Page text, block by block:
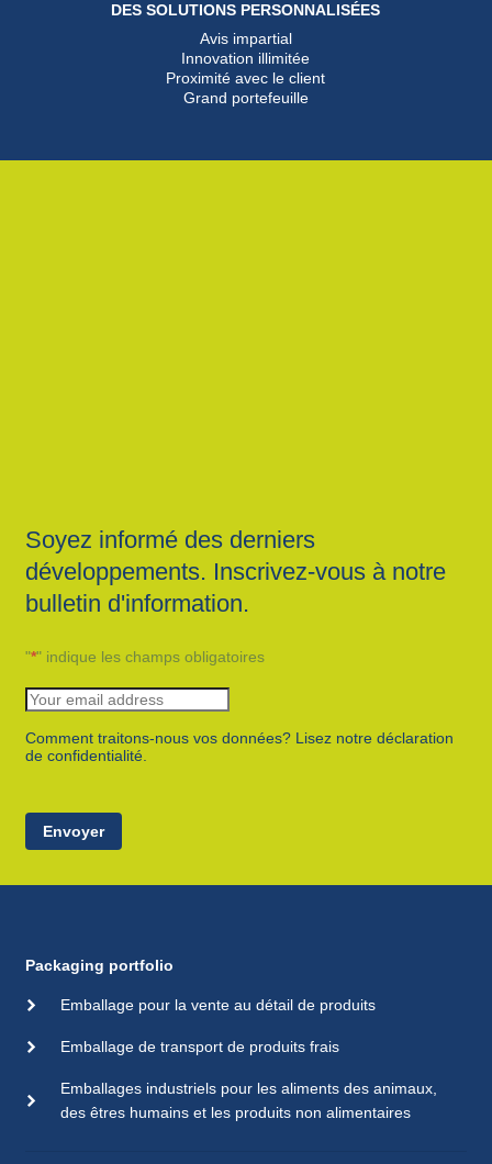
DES SOLUTIONS PERSONNALISÉES
Avis impartial
Innovation illimitée
Proximité avec le client
Grand portefeuille
Soyez informé des derniers
développements. Inscrivez-vous à notre
bulletin d'information.
"*" indique les champs obligatoires
Comment traitons-nous vos données? Lisez notre déclaration
de confidentialité.
Envoyer
Packaging portfolio
Emballage pour la vente au détail de produits
Emballage de transport de produits frais
Emballages industriels pour les aliments des animaux,
des êtres humains et les produits non alimentaires